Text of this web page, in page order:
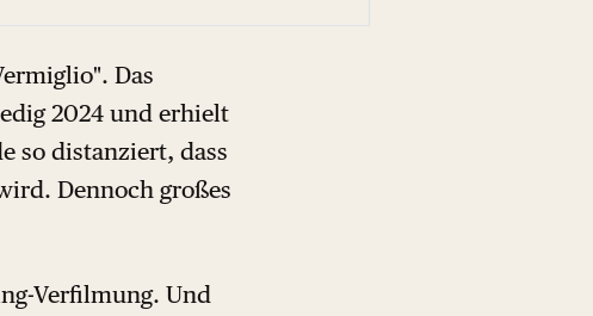
Das
2024 und erhielt
so distanziert, dass
Dennoch großes
Verfilmung. Und